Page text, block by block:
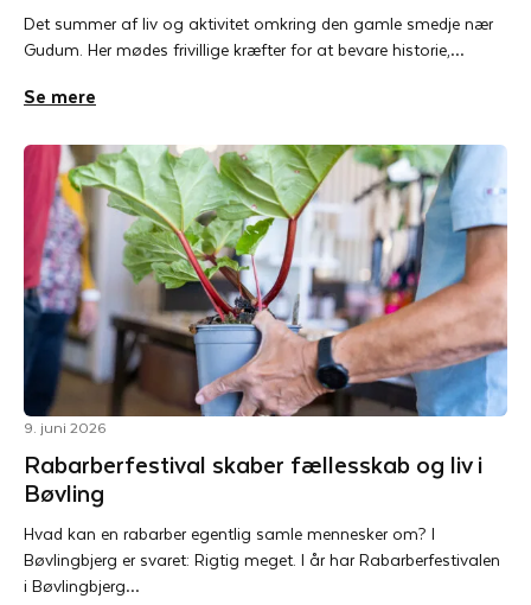
Det summer af liv og aktivitet omkring den gamle smedje nær
Gudum. Her mødes frivillige kræfter for at bevare historie,…
Se mere
Rabarberfestival skaber fællesskab og liv i
Bøvling
9. juni 2026
Hvad kan en rabarber egentlig samle mennesker om? I
Bøvlingbjerg er svaret: Rigtig meget. I år har Rabarberfestivalen
i Bøvlingbjerg…